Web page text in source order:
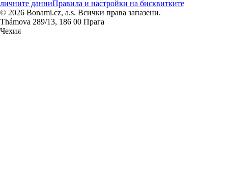
личните данниПравила и настройки на бисквитките
© 2026 Bonami.cz, a.s. Всички права запазени.
Thámova 289/13, 186 00 Прага
Чехия